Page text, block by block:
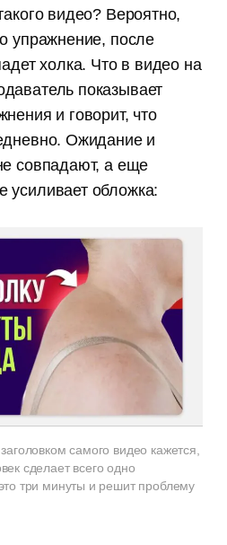
видео? Вероятно,
упражнение, после
холка. Что в видео на
показывает
и говорит, что
Ожидание и
совпадают, а еще
усиливает обложка:
самого видео кажется,
сделает всего одно
три минуты и решит проблему